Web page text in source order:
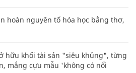
hoàn nguyên tố hóa học bằng thơ,
hữu khối tài sản "siêu khủng", từng
mắng cựu mẫu 'không có nổi